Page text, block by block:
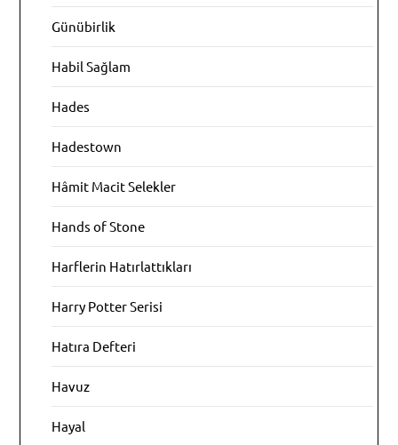
Günübirlik
Habil Sağlam
Hades
Hadestown
Hâmit Macit Selekler
Hands of Stone
Harflerin Hatırlattıkları
Harry Potter Serisi
Hatıra Defteri
Havuz
Hayal